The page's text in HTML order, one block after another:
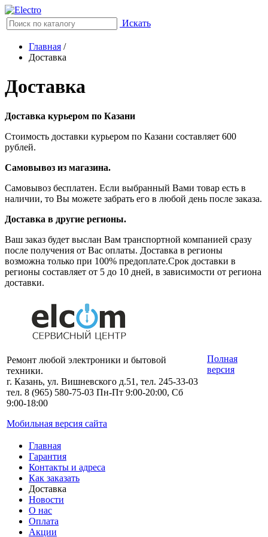
Искать
Главная /
Доставка
Доставка
Доставка курьером по Казани
Стоимость доставки курьером по Казани составляет 600
рублей.
Самовывоз из магазина.
Самовывоз бесплатен. Если выбранный Вами товар есть в
наличии, то Вы можете забрать его в любой день после заказа.
Доставка в другие регионы.
Ваш заказ будет выслан Вам транспортной компанией сразу
после получения от Вас оплаты. Доставка в регионы
возможна только при 100% предоплате.Срок доставки в
регионы составляет от 5 до 10 дней, в зависимости от региона
доставки.
Ремонт любой электроники и бытовой
техники.
г. Казань, ул. Вишневского д.51, тел. 245-33-03
тел. 8 (965) 580-75-03 Пн-Пт 9:00-20:00, Сб
9:00-18:00
Мобильная версия сайта
Полная
версия
Главная
Гарантия
Контакты и адреса
Как заказать
Доставка
Новости
О нас
Оплата
Акции